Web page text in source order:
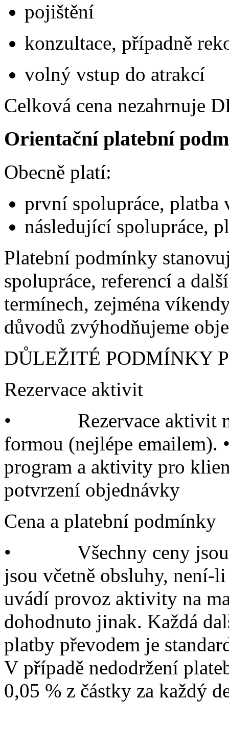
pojištění
konzultace, případně
volný vstup do atrakcí
Celková cena nezahrnuje
Orientační platební
Obecně platí:
první spolupráce, platba
následující spolupráce,
Platební podmínky
spolupráce, referencí a
termínech, zejména
důvodů zvýhodňujeme
DŮLEŽITÉ PODMÍNKY
Rezervace aktivit
• Rezervace aktivit
formou (nejlépe emailem).
program a aktivity pro
potvrzení objednávky
Cena a platební podmínky
• Všechny ceny jsou
jsou včetně obsluhy, není-
uvádí provoz aktivity na
dohodnuto jinak. Každá
platby převodem je
V případě nedodržení
0,05 % z částky za každý